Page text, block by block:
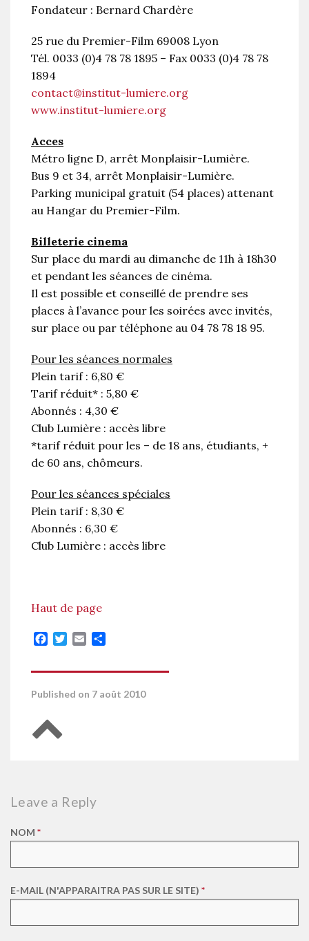
Fondateur : Bernard Chardère
25 rue du Premier-Film 69008 Lyon
Tél. 0033 (0)4 78 78 1895 – Fax 0033 (0)4 78 78
1894
contact@institut-lumiere.org
www.institut-lumiere.org
Acces
Métro ligne D, arrêt Monplaisir-Lumière.
Bus 9 et 34, arrêt Monplaisir-Lumière.
Parking municipal gratuit (54 places) attenant
au Hangar du Premier-Film.
Billeterie cinema
Sur place du mardi au dimanche de 11h à 18h30
et pendant les séances de cinéma.
Il est possible et conseillé de prendre ses
places à l’avance pour les soirées avec invités,
sur place ou par téléphone au 04 78 78 18 95.
Pour les séances normales
Plein tarif : 6,80 €
Tarif réduit* : 5,80 €
Abonnés : 4,30 €
Club Lumière : accès libre
*tarif réduit pour les – de 18 ans, étudiants, +
de 60 ans, chômeurs.
Pour les séances spéciales
Plein tarif : 8,30 €
Abonnés : 6,30 €
Club Lumière : accès libre
Haut de page
Facebook
TwitterEmail
Published on 7 août 2010
Retour en haut de page
Leave a Reply
NOM *
E-MAIL (N'APPARAITRA PAS SUR LE SITE) *